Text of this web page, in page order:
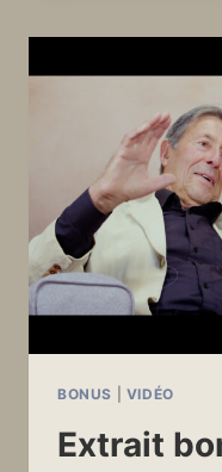
DE
BONUS VIDÉO
Extrait